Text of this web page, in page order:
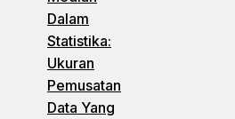
Dalam
Statistika:
Ukuran
Pemusatan
Data Yang